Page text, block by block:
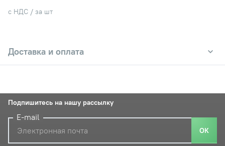
с НДС / за шт
Доставка и оплата
Подпишитесь на нашу рассылку
E-mail
ОК